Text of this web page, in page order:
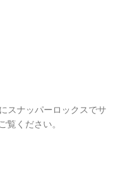
スナッパーロックスでサ
覧ください。